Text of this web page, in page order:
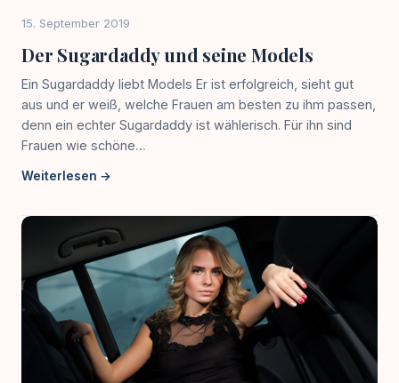
15. September 2019
Der Sugardaddy und seine Models
Ein Sugardaddy liebt Models Er ist erfolgreich, sieht gut
aus und er weiß, welche Frauen am besten zu ihm passen,
denn ein echter Sugardaddy ist wählerisch. Für ihn sind
Frauen wie schöne…
Weiterlesen →